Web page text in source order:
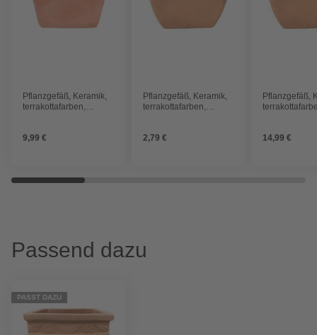
Pflanzgefäß, Keramik,
terrakottafarben,
9,99 €
Pflanzgefäß, Keramik,
terrakottafarben,
2,79 €
Pflanzgefäß,
14,99 €
Passend dazu
PASST DAZU